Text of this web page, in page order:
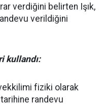
verdiğini belirten Işık,
verildiğini
kullandı:
fiziki olarak
randevu